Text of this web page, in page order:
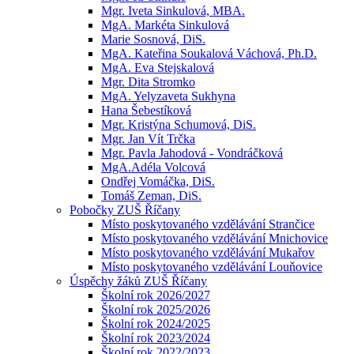
Mgr. Iveta Sinkulová, MBA.
MgA. Markéta Sinkulová
Marie Sosnová, DiS.
MgA. Kateřina Soukalová Váchová, Ph.D.
MgA. Eva Stejskalová
Mgr. Dita Stromko
MgA. Yelyzaveta Sukhyna
Hana Šebestíková
Mgr. Kristýna Schumová, DiS.
Mgr. Jan Vít Trčka
Mgr. Pavla Jahodová - Vondráčková
MgA.Adéla Volcová
Ondřej Vomáčka, DiS.
Tomáš Zeman, DiS.
Pobočky ZUŠ Říčany
Místo poskytovaného vzdělávání Strančice
Místo poskytovaného vzdělávání Mnichovice
Místo poskytovaného vzdělávání Mukařov
Místo poskytovaného vzdělávání Louňovice
Úspěchy žáků ZUŠ Říčany
Školní rok 2026/2027
Školní rok 2025/2026
Školní rok 2024/2025
Školní rok 2023/2024